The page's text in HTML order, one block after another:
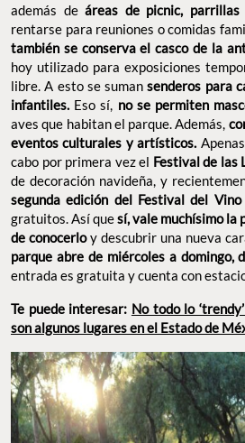
además deáreas de picnic, parrillas
rentarse para reuniones o comidas
también se conserva el casco de la
hoy utilizado para exposiciones
libre. A esto se suman senderos para
infantiles. Eso sí, no se permiten
aves que habitan el parque. Además,
eventos culturales y artísticos.
cabo por primera vez el Festival de las
de decoración navideña, y
segunda edición del Festival del
gratuitos. Así quesí, vale muchísimo la
de conocerloy descubrir una nueva
parque abre de miércoles a domingo,
entrada es gratuita y cuenta con
Te puede interesar: No todo lo
son algunos lugares en el Estado de